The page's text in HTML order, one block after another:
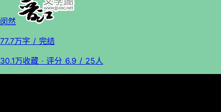
闵然
77.7万字 / 完结
30.1万收藏 · 评分 6.9 / 25人